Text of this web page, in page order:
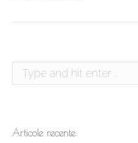
Search:
Articole recente